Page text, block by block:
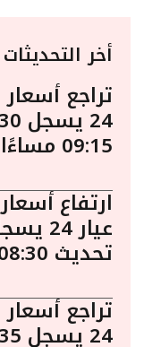
أخر التحديثات
تراجع
09:15 مساءًا
ارتفاع
تحديث 08:30 مساءًا
تراجع